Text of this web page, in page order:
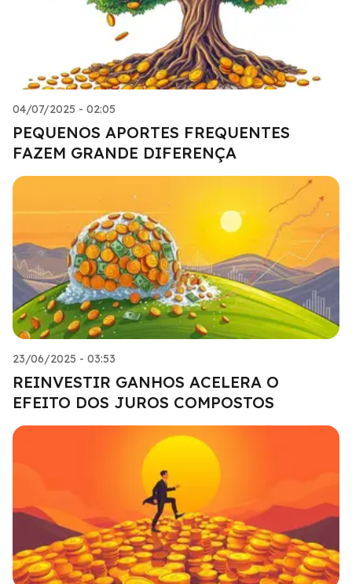
04/07/2025 - 02:05
PEQUENOS APORTES FREQUENTES
FAZEM GRANDE DIFERENÇA
23/06/2025 - 03:53
REINVESTIR GANHOS ACELERA O
EFEITO DOS JUROS COMPOSTOS